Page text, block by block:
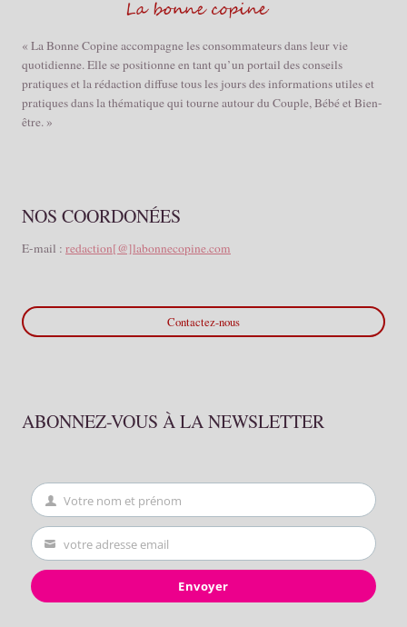
« La Bonne Copine accompagne les consommateurs dans leur vie
quotidienne. Elle se positionne en tant qu’un portail des conseils
pratiques et la rédaction diffuse tous les jours des informations utiles et
pratiques dans la thématique qui tourne autour du Couple, Bébé et Bien-
être. »
NOS COORDONÉES
E-mail : redaction[@]labonnecopine.com
Contactez-nous
ABONNEZ-VOUS À LA NEWSLETTER
First
Name
Votre nom et prénom
Your
email
votre adresse email
Envoyer